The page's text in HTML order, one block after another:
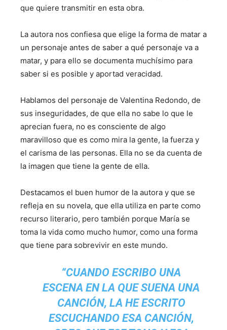
que quiere transmitir en esta obra.
La autora nos confiesa que elige la forma de matar a
un personaje antes de saber a qué personaje va a
matar, y para ello se documenta muchísimo para
saber si es posible y aportad veracidad.
Hablamos del personaje de Valentina Redondo, de
sus inseguridades, de que ella no sabe lo que le
aprecian fuera, no es consciente de algo
maravilloso que es como mira la gente, la fuerza y
el carisma de las personas. Ella no se da cuenta de
la imagen que tiene la gente de ella.
Destacamos el buen humor de la autora y que se
refleja en su novela, que ella utiliza en parte como
recurso literario, pero también porque María se
toma la vida como mucho humor, como una forma
que tiene para sobrevivir en este mundo.
“CUANDO ESCRIBO UNA
ESCENA EN LA QUE SUENA UNA
CANCIÓN, LA HE ESCRITO
ESCUCHANDO ESA CANCIÓN,